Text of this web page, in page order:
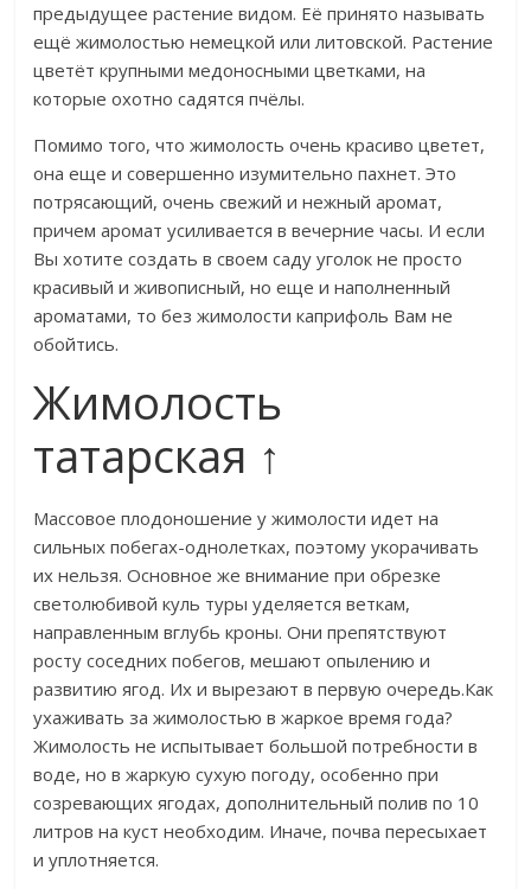
предыдущее растение видом. Её принято называть
ещё жимолостью немецкой или литовской. Растение
цветёт крупными медоносными цветками, на
которые охотно садятся пчёлы.​
​Помимо того, что жимолость очень красиво цветет,
она еще и совершенно изумительно пахнет. Это
потрясающий, очень свежий и нежный аромат,
причем аромат усиливается в вечерние часы. И если
Вы хотите создать в своем саду уголок не просто
красивый и живописный, но еще и наполненный
ароматами, то без жимолости каприфоль Вам не
обойтись.​
Жимолость
татарская ↑
​Массовое плодоношение у жимолости идет на
сильных побегах-однолетках, поэтому укорачивать
их нельзя. Основное же внимание при обрезке
светолюбивой куль туры уделяется веткам,
направленным вглубь кроны. Они препятствуют
росту соседних побегов, мешают опылению и
развитию ягод. Их и вырезают в первую очередь.​​Как
ухаживать за жимолостью в жаркое время года?
Жимолость не испытывает большой потребности в
воде, но в жаркую сухую погоду, особенно при
созревающих ягодах, дополнительный полив по 10
литров на куст необходим. Иначе, почва пересыхает
и уплотняется.​